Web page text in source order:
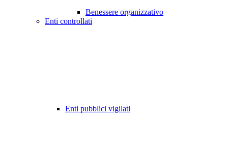
Benessere organizzativo
Enti controllati
Enti pubblici vigilati